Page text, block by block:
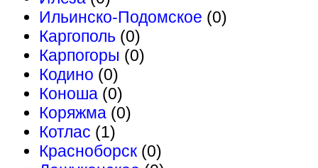
Ильинско-Подомское (0)
Каргополь (0)
Карпогоры (0)
Кодино (0)
Коноша (0)
Коряжма (0)
Котлас (1)
Красноборск (0)